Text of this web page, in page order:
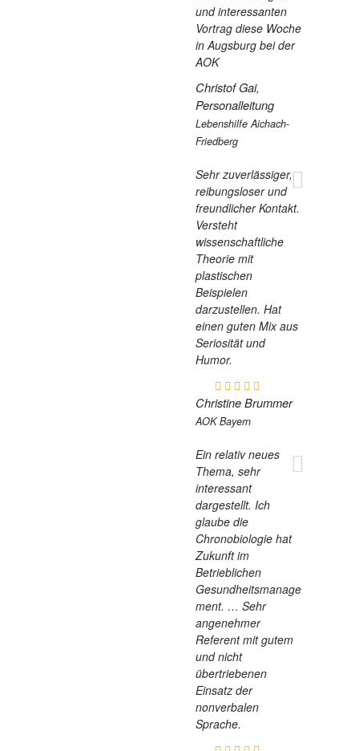
und interessanten
Vortrag diese Woche
in Augsburg bei der
AOK
Christof Gai,
Personalleitung
Lebenshilfe Aichach-
Friedberg
Sehr zuverlässiger,
reibungsloser und
freundlicher Kontakt.
Versteht
wissenschaftliche
Theorie mit
plastischen
Beispielen
darzustellen. Hat
einen guten Mix aus
Seriosität und
Humor.
Christine Brummer
AOK Bayern
Ein relativ neues
Thema, sehr
interessant
dargestellt. Ich
glaube die
Chronobiologie hat
Zukunft im
Betrieblichen
Gesundheitsmanage
ment. … Sehr
angenehmer
Referent mit gutem
und nicht
übertriebenen
Einsatz der
nonverbalen
Sprache.